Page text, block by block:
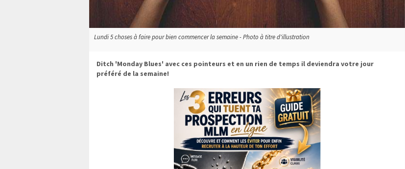
Lundi 5 choses à faire pour bien commencer la semaine - Photo à titre d'illustration
Ditch 'Monday Blues' avec ces pointeurs et en un rien de temps il deviendra votre jour
préféré de la semaine!